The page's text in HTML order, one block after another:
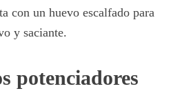
con un huevo escalfado para
y saciante.
potenciadores